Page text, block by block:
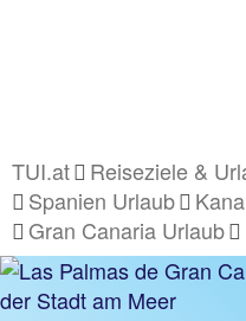
TUI.at Reiseziele &
Spanien Urlaub
Gran Canaria Urlaub